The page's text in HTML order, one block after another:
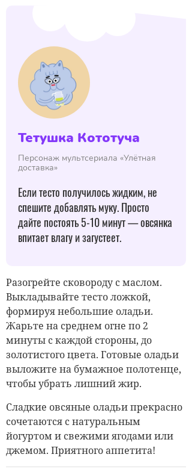
Тетушка Кототуча
Персонаж мультсериала «Улётная
доставка»
Если тесто получилось жидким, не
спешите добавлять муку. Просто
дайте постоять 5-10 минут — овсянка
впитает влагу и загустеет.
Разогрейте сковороду с маслом.
Выкладывайте тесто ложкой,
формируя небольшие оладьи.
Жарьте на среднем огне по 2
минуты с каждой стороны, до
золотистого цвета. Готовые оладьи
выложите на бумажное полотенце,
чтобы убрать лишний жир.
Сладкие овсяные оладьи прекрасно
сочетаются с натуральным
йогуртом и свежими ягодами или
джемом. Приятного аппетита!